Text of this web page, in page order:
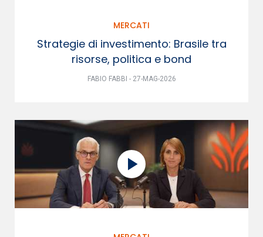
MERCATI
Strategie di investimento: Brasile tra
risorse, politica e bond
FABIO FABBI - 27-MAG-2026